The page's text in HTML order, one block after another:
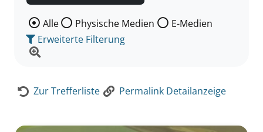
Wählen Sie die Medienart nach der Sie suchen wollen.
Alle Physische Medien
E-Medien
Erweiterte Filterung
Zur Trefferliste Permalink Detailanzeige